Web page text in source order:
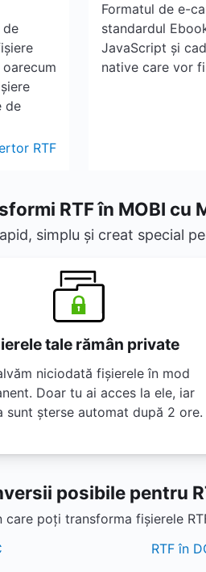
de
RTF
Formatul de e-
standardul
JavaScript și
native care vor
RTF în MOBI cu
simplu și creat special
tale rămân private
niciodată fișierele în mod
Doar tu ai acces la ele, iar
sunt șterse automat după 2 ore.
posibile pentru
care poți transforma fișierele
RTF în